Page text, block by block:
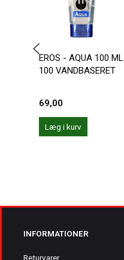
EROS - AQUA 100 ML
100 VANDBASERET
69,00
Læg i kurv
INFORMATIONER
Returvarer